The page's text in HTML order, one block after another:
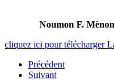
Noumon F.
cliquez ici pour télécharger
Précédent
Suivant